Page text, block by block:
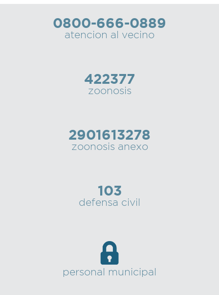
0800-666-0889
atencion al vecino
422377
zoonosis
2901613278
zoonosis anexo
103
defensa civil
personal municipal